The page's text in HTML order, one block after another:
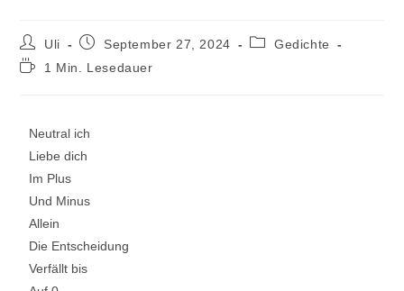
Uli September 27, 2024
Gedichte
1 Min. Lesedauer
Neutral ich
Liebe dich
Im Plus
Und Minus
Allein
Die Entscheidung
Verfällt bis